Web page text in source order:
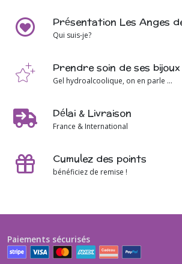
Présentation Les Anges
Qui suis-je?
Prendre soin de ses bijoux
Gel hydroalcoolique, on en parle ...
Délai & Livraison
France & International
Cumulez des points
bénéficiez de remise !
Paiements sécurisés